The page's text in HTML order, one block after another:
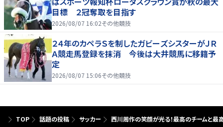
目標 ２冠奪取を目指す
2026/08/07 16:02その他競技
２４年のカペラＳを制したガビーズシスターがＪＲ
Ａ競走馬登録を抹消 今後は大井競馬に移籍予
定
2026/08/07 15:06その他競技
TOP 話題の投稿 サッカー 西川周作の笑顔が光る！最高のチームと最